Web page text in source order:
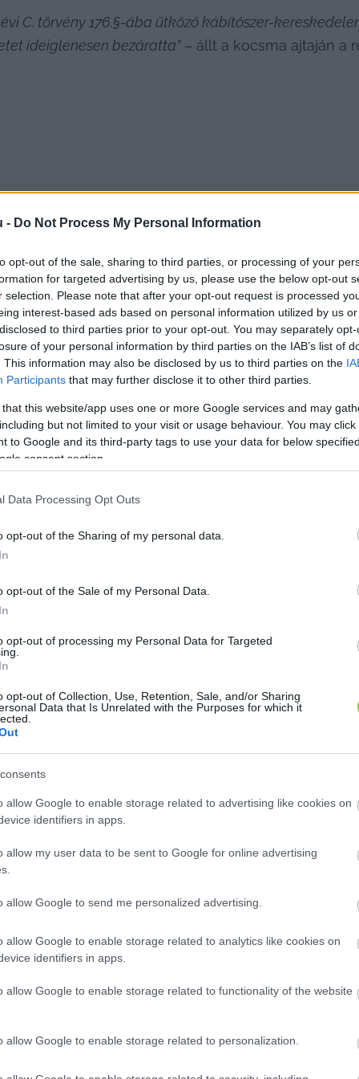
- Do Not Process My Personal Information
opt-out of the sale, sharing to third parties, or processing of your
for targeted advertising by us, please use the below opt-out
selection. Please note that after your opt-out request is processed
interest-based ads based on personal information utilized by us
to third parties prior to your opt-out. You may separately
of your personal information by third parties on the IAB’s list of
This information may also be disclosed by us to third parties on the
Participants that may further disclose it to other third parties.
that this website/app uses one or more Google services and may
but not limited to your visit or usage behaviour. You may
to Google and its third-party tags to use your data for below
consent section.
Data Processing Opt Outs
opt-out of the Sharing of my personal data.
opt-out of the Sale of my Personal Data.
opt-out of processing my Personal Data for Targeted
opt-out of Collection, Use, Retention, Sale, and/or Sharing
Data that Is Unrelated with the Purposes for which it
allow Google to enable storage related to advertising like cookies on
identifiers in apps.
allow my user data to be sent to Google for online advertising
allow Google to send me personalized advertising.
allow Google to enable storage related to analytics like cookies on
identifiers in apps.
allow Google to enable storage related to functionality of the website
allow Google to enable storage related to personalization.
évi C. törvény 176.§-ába ütköző kábítószer-
ideiglenesen bezáratta” – állt a kocsma ajtaján a
vendéglátóhely, amelyet ezzel a
Híreknek részletesen elmondta, hogyan is
nélkül, mert az anyagi helyzete ezt nem
egy hónapot a büntetésből. Az üzemeltető
Korcsma fennmaradását.
telefonáltak a rendőrségtől, hogy fél órán belül
tudja, hogy egy vendégkört elveszíteni és újra
túlélni a vendégkör kialakítását, az nagyon nehéz
amikor megkapta a rendőrség vonatkozó
két nappal az újranyitás előtt készítettük – a
nevel, valamint két pultost is foglalkoztat,
elmondása szerint az alkalmazottak is teljesen
is érte a buszos korcsmás múltja miatt.
HIRDETÉS
Ú gy hangzott az egész, hogy ebbe a
az összes cuccot”
valóban elfogtak náluk egy hölgyet,
ismerőseitől megkérdezte, hogy mit tud tenni
de akkor még a törvényben nem volt benne,
a törvény, ami szerint ha valakinél találnak
egészben – egy vendéglátós nem tud nyomozni”
–